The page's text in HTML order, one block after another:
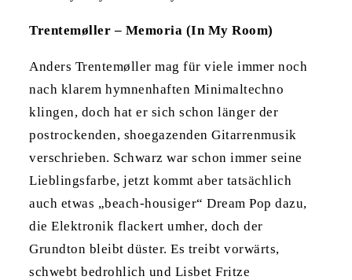
Trentemøller – Memoria (In My Room)
Anders Trentemøller mag für viele immer noch
nach klarem hymnenhaften Minimaltechno
klingen, doch hat er sich schon länger der
postrockenden, shoegazenden Gitarrenmusik
verschrieben. Schwarz war schon immer seine
Lieblingsfarbe, jetzt kommt aber tatsächlich
auch etwas „beach-housiger“ Dream Pop dazu,
die Elektronik flackert umher, doch der
Grundton bleibt düster. Es treibt vorwärts,
schwebt bedrohlich und Lisbet Fritze